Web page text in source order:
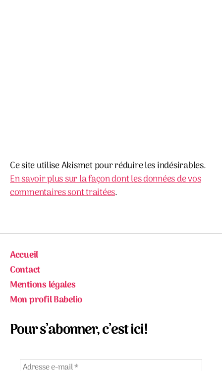
Ce site utilise Akismet pour réduire les indésirables.
En savoir plus sur la façon dont les données de vos
commentaires sont traitées.
Accueil
Contact
Mentions légales
Mon profil Babelio
Pour s’abonner, c’est ici!